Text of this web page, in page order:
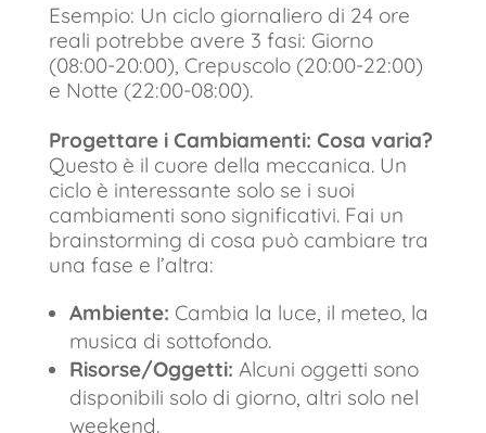
Esempio: Un ciclo giornaliero di 24 ore
reali potrebbe avere 3 fasi: Giorno
(08:00-20:00), Crepuscolo (20:00-22:00)
e Notte (22:00-08:00).
Progettare i Cambiamenti: Cosa varia?
Questo è il cuore della meccanica. Un
ciclo è interessante solo se i suoi
cambiamenti sono significativi. Fai un
brainstorming di cosa può cambiare tra
una fase e l’altra:
Ambiente: Cambia la luce, il meteo, la
musica di sottofondo.
Risorse/Oggetti: Alcuni oggetti sono
disponibili solo di giorno, altri solo nel
weekend.